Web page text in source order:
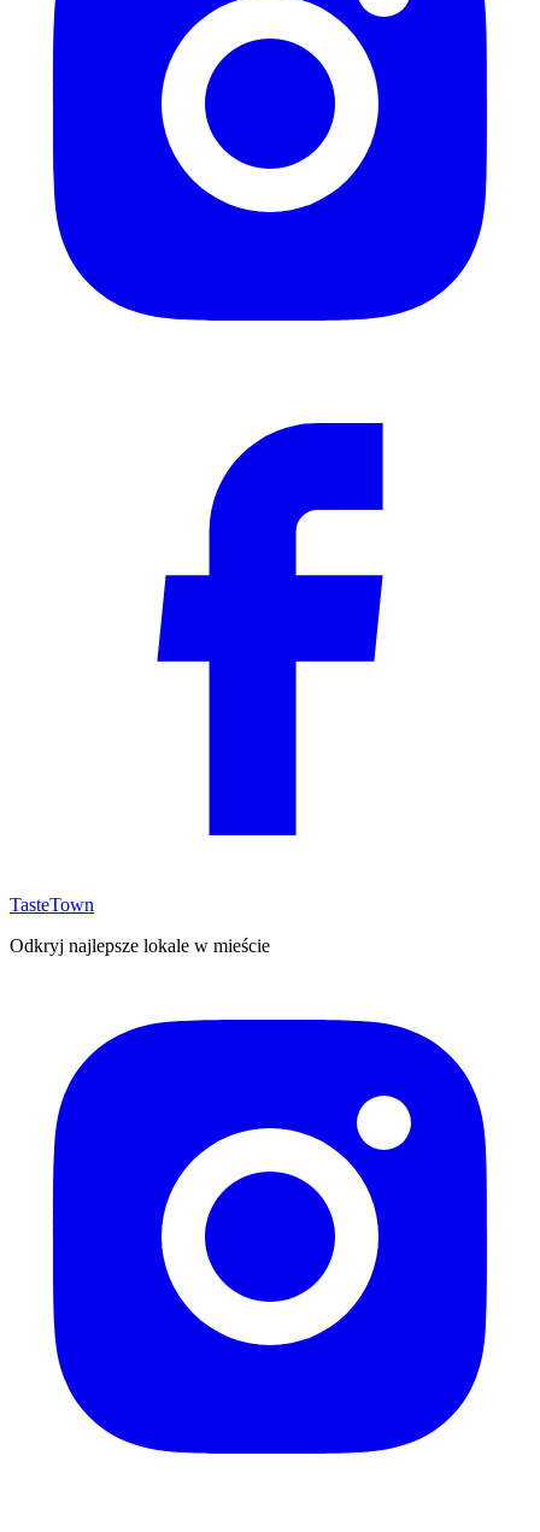
TasteTown
Odkryj najlepsze lokale w mieście